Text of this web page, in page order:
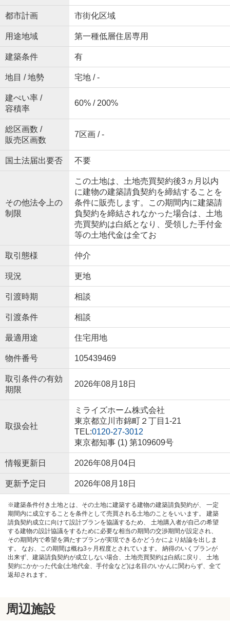
都市計画 市街化区域
用途地域 第一種低層住居専用
建築条件 有
地目 / 地勢 宅地 / -
建ぺい率 /
容積率
60% / 200%
総区画数 /
販売区画数
7区画 / -
国土法届出要否 不要
その他法令上の
制限
この土地は、土地売買契約後3ヵ月以内
に建物の建築請負契約を締結することを
条件に販売します。この期間内に建築請
負契約を締結されなかった場合は、土地
売買契約は白紙となり、受領した手付金
等の土地代金は全てお
取引態様 仲介
現況 更地
引渡時期 相談
引渡条件 相談
最適用途 住宅用地
物件番号 105439469
取引条件の有効
期限
2026年08月18日
取扱会社
ミライズホーム株式会社
東京都立川市錦町２丁目1-21
TEL:0120-27-3012
東京都知事 (1) 第109609号
情報更新日 2026年08月04日
更新予定日 2026年08月18日
※建築条件付き土地とは、その土地に建築する建物の建築請負契約が、 一定
期間内に成立することを条件として売買される土地のことをいいます。 建築
請負契約成立に向けて設計プランを協議するため、 土地購入者が自己の希望
する建物の設計協議をするために必要な相当の期間の交渉期間が設定され、
その期間内で希望を満たすプランが実現できるかどうかにより結論を出しま
す。 なお、この期間は概ね3ヶ月程度とされています。 納得のいくプランが
出来ず、建築請負契約が成立しない場合、土地売買契約は白紙に戻り、 土地
契約にかかった代金(土地代金、手付金など)は名目のいかんに関わらず、全て
返却されます。
周辺施設